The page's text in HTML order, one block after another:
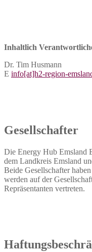
Inhaltlich
Dr. Tim Husmann
E info[at]h2-region-
Gesellschafter
Die Energy Hub Emsland
dem Landkreis Emsland
Beide Gesellschafter
werden auf der
Repräsentanten vertreten.